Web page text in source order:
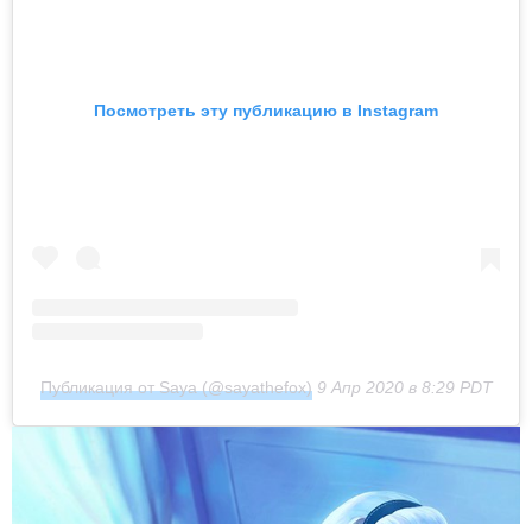
Посмотреть эту публикацию в Instagram
Публикация от Saya (@sayathefox) 9 Апр 2020 в 8:29 PDT